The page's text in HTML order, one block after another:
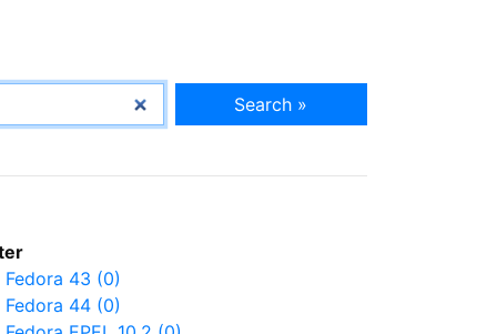
Search »
Fedora 43 (0)
Fedora 44 (0)